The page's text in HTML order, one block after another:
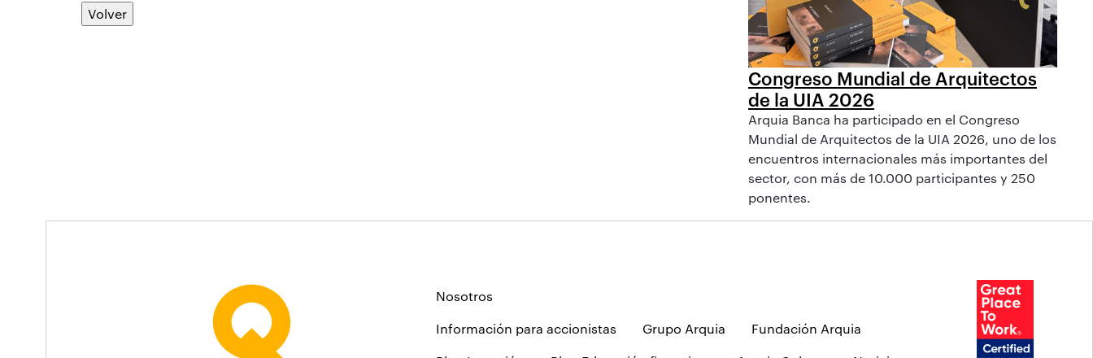
Volver
Congreso Mundial de Arquitectos
de la UIA 2026
Arquia Banca ha participado en el Congreso
Mundial de Arquitectos de la UIA 2026, uno de los
encuentros internacionales más importantes del
sector, con más de 10.000 participantes y 250
ponentes.
Nosotros
Información para accionistas Grupo Arquia Fundación Arquia